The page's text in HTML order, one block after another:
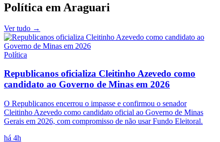
Política em Araguari
Ver tudo →
Política
Republicanos oficializa Cleitinho Azevedo como
candidato ao Governo de Minas em 2026
O Republicanos encerrou o impasse e confirmou o senador
Cleitinho Azevedo como candidato oficial ao Governo de Minas
Gerais em 2026, com compromisso de não usar Fundo Eleitoral.
há 4h